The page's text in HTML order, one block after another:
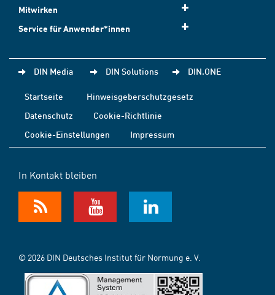
Mitwirken
Service für Anwender*innen
DIN Media DIN Solutions DIN.ONE
Startseite
Hinweisgeberschutzgesetz
Datenschutz
Cookie-Richtlinie
Cookie-Einstellungen
Impressum
In Kontakt bleiben
© 2026 DIN Deutsches Institut für Normung e. V.